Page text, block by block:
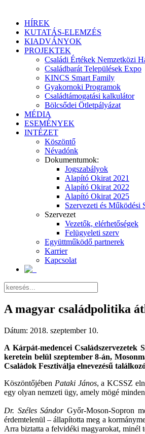
HÍREK
KUTATÁS-ELEMZÉS
KIADVÁNYOK
PROJEKTEK
Családi Értékek Nemzetközi
Családbarát Települések Expo
KINCS Smart Family
Gyakornoki Programok
Családtámogatási kalkulátor
Bölcsődei Ötletpályázat
MÉDIA
ESEMÉNYEK
INTÉZET
Köszöntő
Névadónk
Dokumentumok:
Jogszabályok
Alapító Okirat 2021
Alapító Okirat 2022
Alapító Okirat 2025
Szervezeti és Működési
Szervezet
Vezetők, elérhetőségek
Felügyeleti szerv
Együttműködő partnerek
Karrier
Kapcsolat
A magyar családpolitika
Dátum: 2018. szeptember 10.
A Kárpát-medencei Családszervezetek
keretein belül szeptember 8-án,
Családok Fesztiválja elnevezésű
Köszöntőjében Pataki János, a KCSSZ
egy olyan nemzeti ügy, amely mögé
Dr. Széles SándorGyőr-Moson-Sopron
érdemtelenül – állapította meg a
Arra biztatta a felvidéki magyarokat, minél